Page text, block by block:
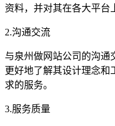
资料，并对其在各大平台
2.沟通交流
与泉州做网站公司的沟通
更好地了解其设计理念和
求的服务。
3.服务质量